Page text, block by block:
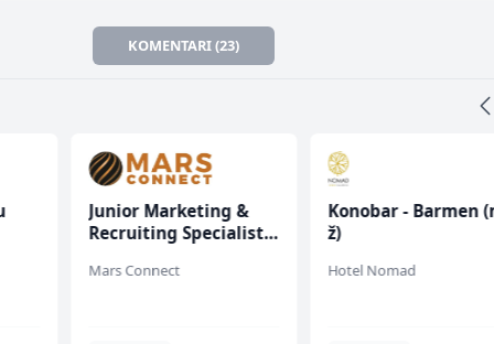
KOMENTARI (23)
Junior Marketing &
Recruiting Specialist
Mars Connect
Konobar - Barmen
ž)
Hotel Nomad